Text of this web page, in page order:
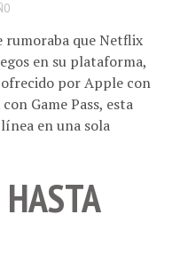
rumoraba que Netflix
en su plataforma,
por Apple con
Game Pass, esta
en una sola
HASTA